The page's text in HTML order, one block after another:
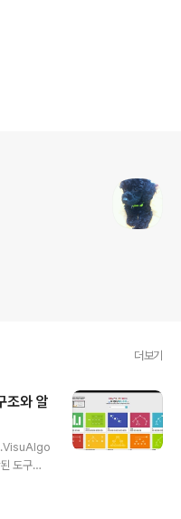
더보기
와 알
도구로
박사의